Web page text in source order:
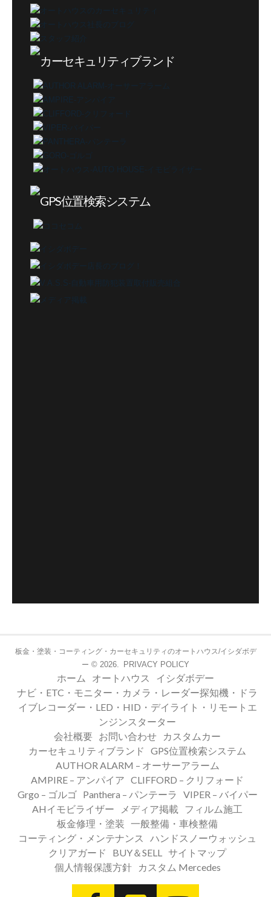
ー
板金・塗装・コーティング・カーセキュリティのオートハウス/イシダボデ
ー © 2026. PRIVACY POLICY
ホーム オートハウス
イシダボデー
ナビ・ETC・モニター・カメラ・レーダー探知機・ドラ
イブレコーダー・LED・HID・デイライト・リモートエ
ンジンスターター
会社概要 お問い合わせ
カスタムカー
カーセキュリティブランド
GPS位置検索システム
AUTHOR ALARM – オーサーアラーム
AMPIRE – アンパイア CLIFFORD – クリフォード
Grgo – ゴルゴ
Panthera – パンテーラ
VIPER – バイパー
AHイモビライザー
メディア掲載
フィルム施工
板金修理・塗装 一般整備・車検整備
コーティング・メンテナンス
ハンドスノーウォッシュ
クリアガード
BUY＆SELL サイトマップ
個人情報保護方針
カスタム Mercedes